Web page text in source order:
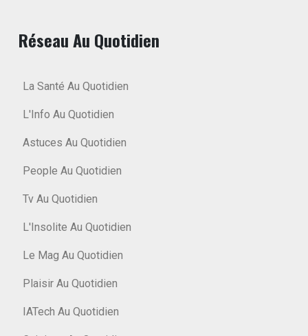
Réseau Au Quotidien
La Santé Au Quotidien
L'Info Au Quotidien
Astuces Au Quotidien
People Au Quotidien
Tv Au Quotidien
L'Insolite Au Quotidien
Le Mag Au Quotidien
Plaisir Au Quotidien
IATech Au Quotidien